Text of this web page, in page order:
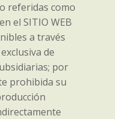
referidas como
el SITIO WEB
a través
de
por
prohibida su